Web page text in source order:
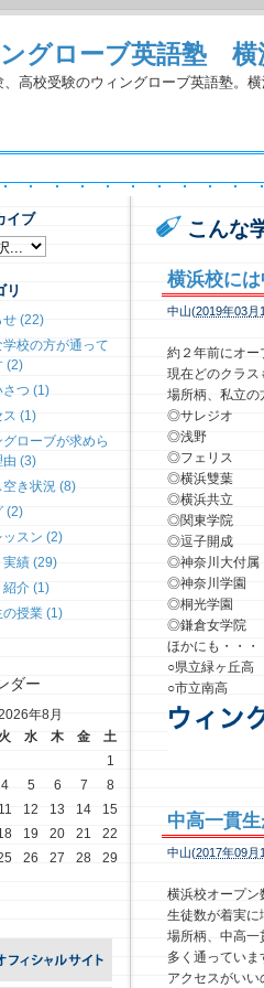
グローブ英語塾 横
、高校受験のウィングローブ英語塾。横
こんな
横浜校に
中山(2019年03月
約２年前にオー
現在どのクラス
場所柄、私立の
◎サレジオ
◎浅野
◎フェリス
◎横浜雙葉
◎横浜共立
◎関東学院
◎逗子開成
◎神奈川大付属
◎神奈川学園
◎桐光学園
◎鎌倉女学
ほかにも・・・
○県立緑ヶ丘高
○市立南高
中高一貫
中山(2017年09月
横浜校オープン
生徒数が着実に
場所柄、中高一
多く通っていま
アクセスがいい
イブ
リ
せ (22)
学校の方が通って
(2)
さつ (1)
ス (1)
グローブが求めら
由 (3)
空き状況 (8)
(2)
ッスン (2)
実績 (29)
介 (1)
の授業 (1)
ダー
年8月
火 水 木 金 土
1
4 5 6 7
8
11 12 13 14
15
19 20 21
22
26 27 28
29